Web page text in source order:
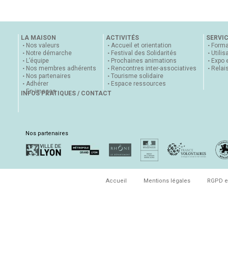
LA MAISON
Nos valeurs
Notre démarche
L’équipe
Nos membres adhérents
Nos partenaires
Adhérer
En images
ACTIVITÉS
Accueil et orientation
Festival des Solidarités
Prochaines animations
Rencontres inter-associatives
Tourisme solidaire
Espace ressources
Expo
INFOS PRATIQUES / CONTACT
Nos partenaires
Accueil Mentions légales RGPD